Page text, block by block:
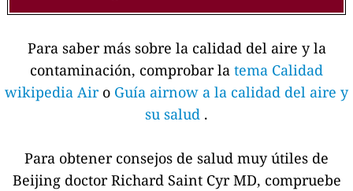
Para saber más sobre la calidad del aire y la
contaminación, comprobar la tema Calidad
wikipedia Air o Guía airnow a la calidad del aire y
su salud .
Para obtener consejos de salud muy útiles de
Beijing doctor Richard Saint Cyr MD, compruebe